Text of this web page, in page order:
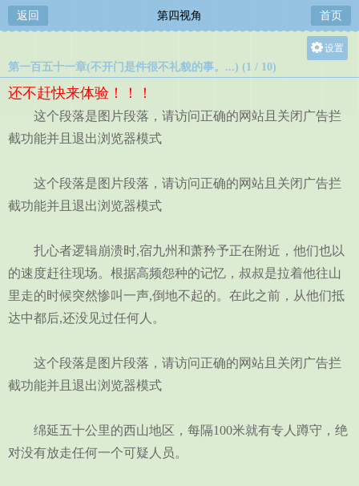
返回 第四视角 首页
设置
中
第一百五十一章(不开门是件很不礼貌的事。...) (1 / 10)
还不赶快来体验！！！
这个段落是图片段落，请访问正确的网站且关闭广告拦
截功能并且退出浏览器模式
这个段落是图片段落，请访问正确的网站且关闭广告拦
截功能并且退出浏览器模式
扎心者逻辑崩溃时,宿九州和萧矜予正在附近，他们也以
的速度赶往现场。根据高频怨种的记忆，叔叔是拉着他往山
里走的时候突然惨叫一声,倒地不起的。在此之前，从他们抵
达中都后,还没见过任何人。
这个段落是图片段落，请访问正确的网站且关闭广告拦
截功能并且退出浏览器模式
绵延五十公里的西山地区，每隔100米就有专人蹲守，绝
对没有放走任何一个可疑人员。